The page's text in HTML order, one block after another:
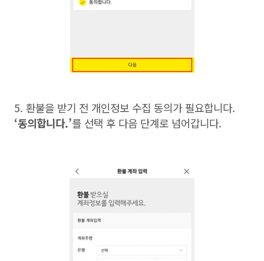
5. 환불을 받기 전 개인정보 수집 동의가 필요합니다.
‘동의합니다.’를 선택 후 다음 단계로 넘어갑니다.